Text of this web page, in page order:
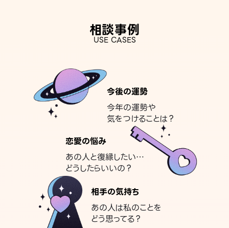
相談事例
USE CASES
今後の運勢
今年の運勢や
気をつけることは？
恋愛の悩み
あの人と復縁したい…
どうしたらいいの？
相手の気持ち
あの人は私のことを
どう思ってる？